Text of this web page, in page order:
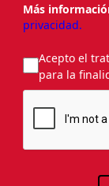
Más
privacidad.
Acepto el
para la